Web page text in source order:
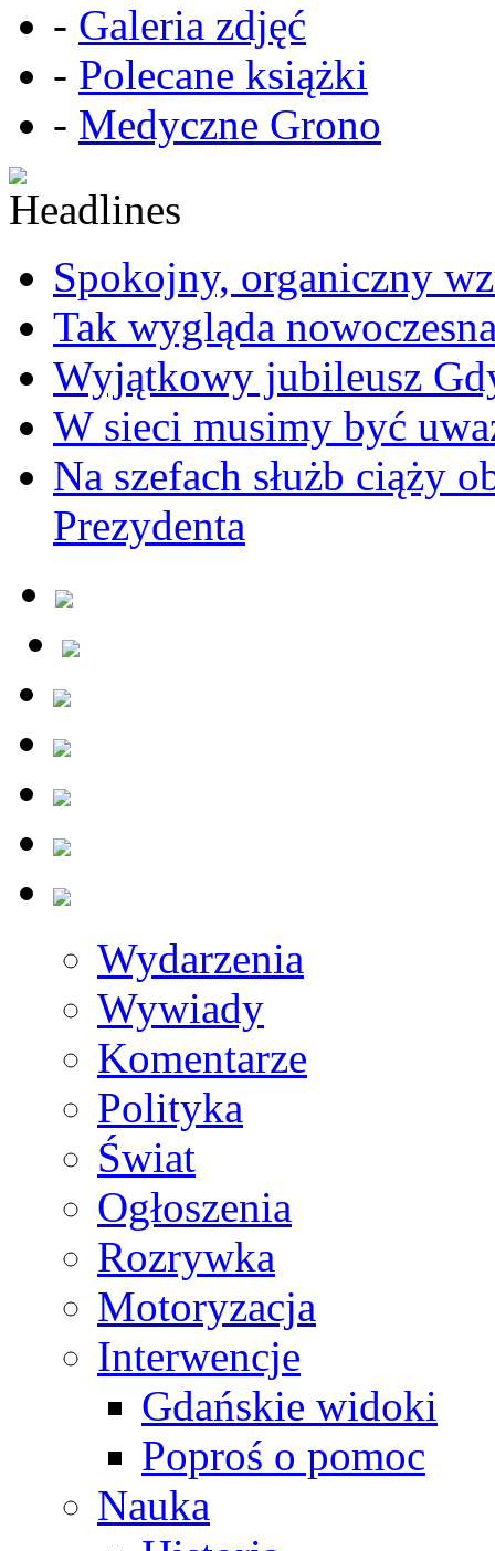
- Galeria zdjęć
- Polecane książki
- Medyczne Grono
Spokojny, organiczny
Tak wygląda
Wyjątkowy jubileusz
W sieci musimy być
Na szefach służb ciąży
Prezydenta
Wydarzenia
Wywiady
Komentarze
Polityka
Świat
Ogłoszenia
Rozrywka
Motoryzacja
Interwencje
Gdańskie widoki
Poproś o pomoc
Nauka